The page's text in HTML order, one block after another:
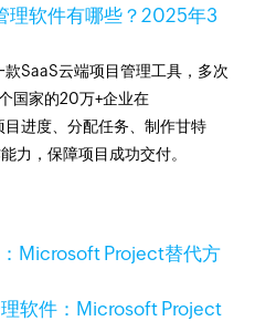
理软件有哪些？2025年3
SaaS云端项目管理工具，多次
国家的20万+企业在
进度、分配任务、制作甘特
力，保障项目成功交付。
软件：Microsoft Project